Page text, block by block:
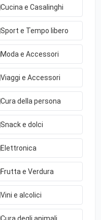
Cucina e Casalinghi
Sport e Tempo libero
Moda e Accessori
Viaggi e Accessori
Cura della persona
Snack e dolci
Elettronica
Frutta e Verdura
Vini e alcolici